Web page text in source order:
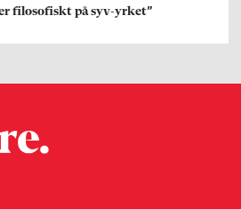
filosofiskt på syv-yrket”